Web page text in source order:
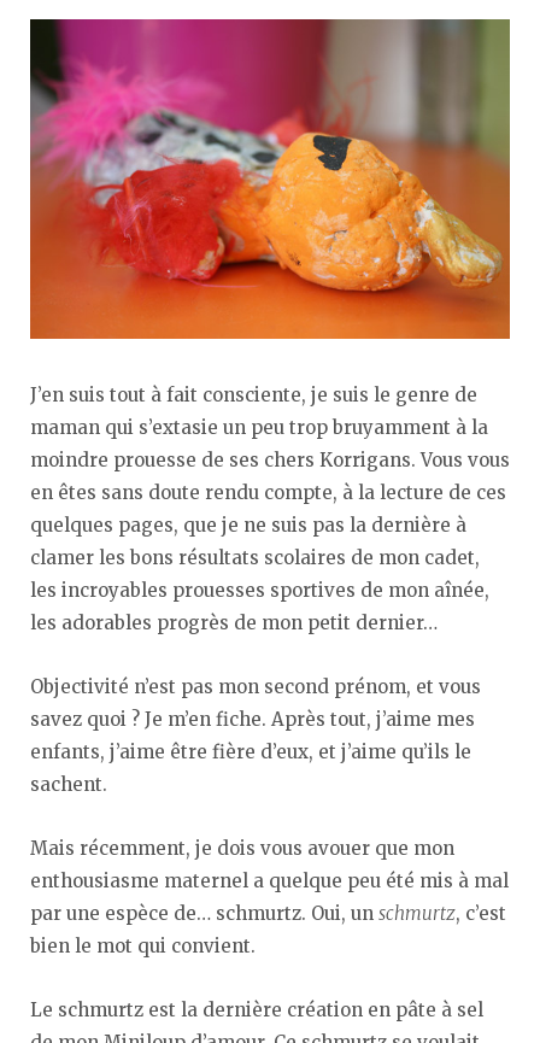
J’en suis tout à fait consciente, je suis le genre de
maman qui s’extasie un peu trop bruyamment à la
moindre prouesse de ses chers Korrigans. Vous vous
en êtes sans doute rendu compte, à la lecture de ces
quelques pages, que je ne suis pas la dernière à
clamer les bons résultats scolaires de mon cadet,
les incroyables prouesses sportives de mon aînée,
les adorables progrès de mon petit dernier…
Objectivité n’est pas mon second prénom, et vous
savez quoi ? Je m’en fiche. Après tout, j’aime mes
enfants, j’aime être fière d’eux, et j’aime qu’ils le
sachent.
Mais récemment, je dois vous avouer que mon
enthousiasme maternel a quelque peu été mis à mal
par une espèce de… schmurtz. Oui, un schmurtz, c’est
bien le mot qui convient.
Le schmurtz est la dernière création en pâte à sel